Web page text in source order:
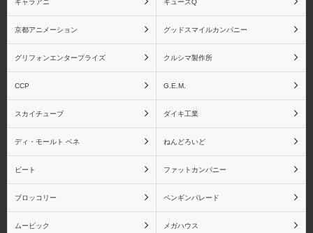
リーズ
竈門禰󠄀豆子
栗花落カナヲ 嘴平伊之助
キャラアニ キューズQ
京都アニメーション グッドスマイルカンパニー
グリフォンエンタープライズ クルシマ製作所
CCP G.E.M.
スカイチューブ ダイキ工業
ディ・モールト ベネ ねんどろいど
ビート ファットカンパニー
ブロッコリー ペンギンパレード
ムービック メガハウス